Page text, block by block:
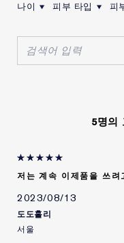
사용 시 주의 사항
1) 화장품을 사용하여
가) 사용 중 붉은 반점,
나) 적용 부위가 직사광
2) 상처가 있는 부위, 습
사용을 하지 말 것
3) 보관 및 취급 시의 주의
가) 사용 후에는 반드시
나이
피부 타입
피
5명의
저는 계속 이제품을 쓰려
2023/08/13
도도홀리
서울